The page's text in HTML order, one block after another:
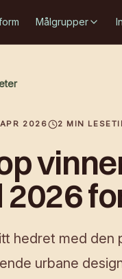
Målgrupper
APR 2026 2 MIN
hedret med den
urbane